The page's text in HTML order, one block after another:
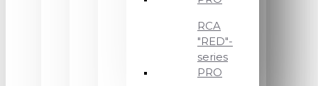
RCA
"RED"-
series
PRO